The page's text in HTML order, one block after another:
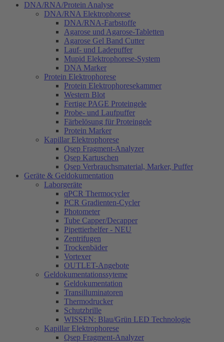
DNA/RNA/Protein Analyse
DNA/RNA Elektrophorese
DNA/RNA-Farbstoffe
Agarose und Agarose-Tabletten
Agarose Gel Band Cutter
Lauf- und Ladepuffer
Mupid Elektrophorese-System
DNA Marker
Protein Elektrophorese
Protein Elektrophoresekammer
Western Blot
Fertige PAGE Proteingele
Probe- und Laufpuffer
Färbelösung für Proteingele
Protein Marker
Kapillar Elektrophorese
Qsep Fragment-Analyzer
Qsep Kartuschen
Qsep Verbrauchsmaterial, Marker, Puffer
Geräte & Geldokumentation
Laborgeräte
qPCR Thermocycler
PCR Gradienten-Cycler
Photometer
Tube Capper/Decapper
Pipettierhelfer - NEU
Zentrifugen
Trockenbäder
Vortexer
OUTLET-Angebote
Geldokumentationssyteme
Geldokumentation
Transilluminatoren
Thermodrucker
Schutzbrille
WISSEN: Blau/Grün LED Technologie
Kapillar Elektrophorese
Qsep Fragment-Analyzer